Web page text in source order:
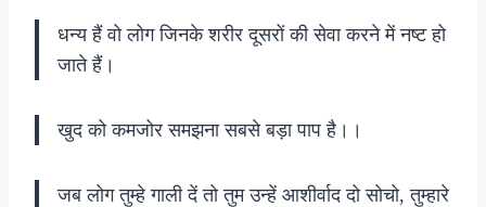
धन्य हैं वो लोग जिनके शरीर दूसरों की सेवा करने में नष्ट हो
जाते हैं।
खुद को कमजोर समझना सबसे बड़ा पाप है।।
जब लोग तुम्हे गाली दें तो तुम उन्हें आशीर्वाद दो सोचो, तुम्हारे